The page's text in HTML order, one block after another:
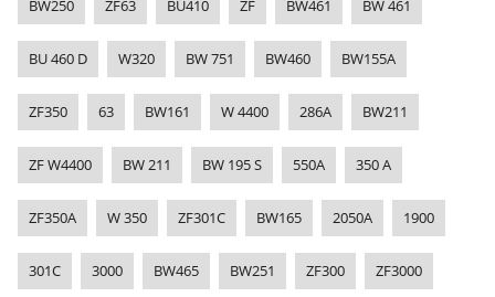
BW250 ZF63 BU410 ZF BW461 BW 461
BU 460 D W320 BW 751 BW460 BW155A
ZF350 63 BW161 W 4400 286A BW211
ZF W4400 BW 211 BW 195 S 550A 350 A
ZF350A W 350 ZF301C BW165 2050A 1900
301C 3000 BW465 BW251 ZF300 ZF3000